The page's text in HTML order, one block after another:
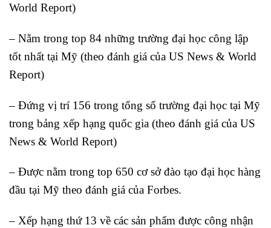
World Report)
– Nằm trong top 84 những trường đại học công lập
tốt nhất tại Mỹ (theo đánh giá của US News & World
Report)
– Đứng vị trí 156 trong tổng số trường đại học tại Mỹ
trong bảng xếp hạng quốc gia (theo đánh giá của US
News & World Report)
– Được nằm trong top 650 cơ sở đào tạo đại học hàng
đầu tại Mỹ theo đánh giá của Forbes.
– Xếp hạng thứ 13 về các sản phẩm được công nhận